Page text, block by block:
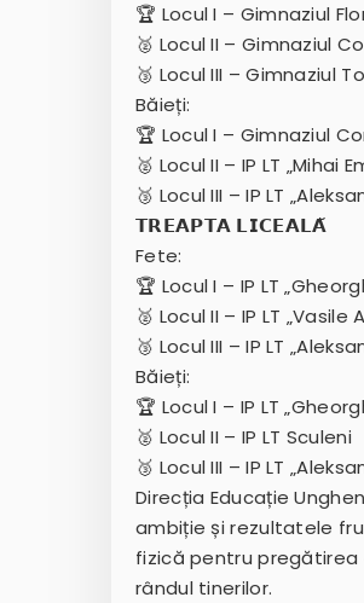
🏆 Locul I – Gimnaziul
🥈 Locul II – Gimnaziul
🥉 Locul III – Gimnaziul
Băieți:
🏆 Locul I – Gimnaziul
🥈 Locul II – IP LT „Mihai
🥉 Locul III – IP LT
𝗧𝗥𝗘𝗔𝗣𝗧𝗔 𝗟𝗜𝗖𝗘𝗔𝗟𝗔̆
Fete:
🏆 Locul I – IP LT
🥈 Locul II – IP LT „Vasile
🥉 Locul III – IP LT
Băieți:
🏆 Locul I – IP LT
🥈 Locul II – IP LT Sculeni
🥉 Locul III – IP LT
Direcția Educație
ambiție și rezultatele
fizică pentru pregătirea
rândul tinerilor.